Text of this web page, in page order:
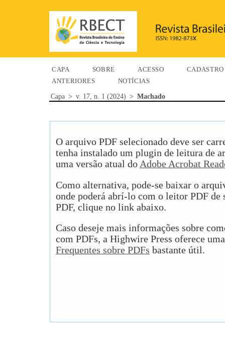
CAPA SOBRE ACESSO
CADASTRO
ANTERIORES
NOTÍCIAS
Capa > v. 17, n. 1 (2024) > Machado
O arquivo PDF selecionado deve ser
tenha instalado um plugin de leitura de
uma versão atual doAdobe Acrobat
Como alternativa, pode-se baixar o
onde poderá abrí-lo com o leitor PDF de
PDF, clique no link abaixo.
Caso deseje mais informações sobre
com PDFs, a Highwire Press oferece
Frequentes sobre PDFs bastante útil.